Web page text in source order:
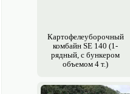
Картофеле­уборочный
комбайн SE 140 (1-
рядный, с бункером
объемом 4 т.)